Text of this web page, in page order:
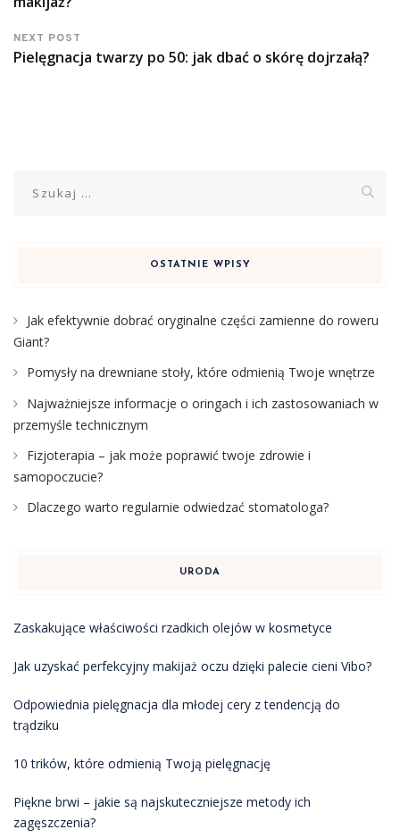
NEXT POST
Pielęgnacja twarzy po 50: jak dbać o skórę dojrzałą?
OSTATNIE WPISY
Jak efektywnie dobrać oryginalne części zamienne do roweru
Giant?
Pomysły na drewniane stoły, które odmienią Twoje wnętrze
Najważniejsze informacje o oringach i ich zastosowaniach w
przemyśle technicznym
Fizjoterapia – jak może poprawić twoje zdrowie i
samopoczucie?
Dlaczego warto regularnie odwiedzać stomatologa?
URODA
Zaskakujące właściwości rzadkich olejów w kosmetyce
Jak uzyskać perfekcyjny makijaż oczu dzięki palecie cieni Vibo?
Odpowiednia pielęgnacja dla młodej cery z tendencją do
trądziku
10 trików, które odmienią Twoją pielęgnację
Piękne brwi – jakie są najskuteczniejsze metody ich
zagęszczenia?